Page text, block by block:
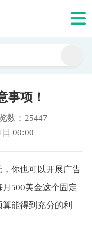
事项！
数：25447
00:00
你也可以开展广告
500美金这个固定
能得到充分的利